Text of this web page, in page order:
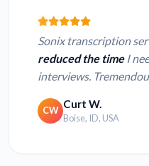
Sonix transcription
reduced the timeI
interviews.
CW Curt W.
Boise, ID, USA